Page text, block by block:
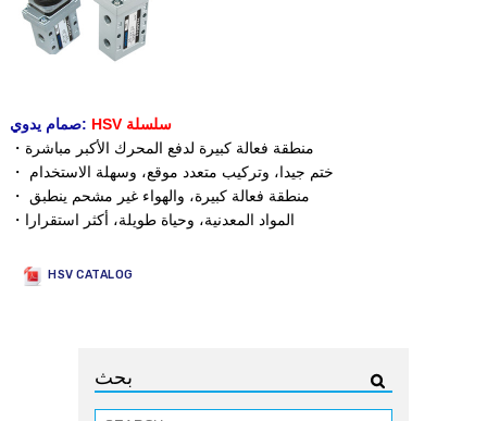
صمام يدوي: HSV سلسلة
・منطقة فعالة كبيرة لدفع المحرك الأكبر مباشرة
・ ختم جيدا، وتركيب متعدد موقع، وسهلة الاستخدام
・ منطقة فعالة كبيرة، والهواء غير مشحم ينطبق
・المواد المعدنية، وحياة طويلة، أكثر استقرارا
HSV CATALOG
بحث